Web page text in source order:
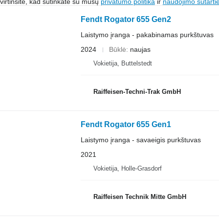
Fendt Rogator 655 Gen2
Laistymo įranga - pakabinamas purkštuvas
2024
Būklė naujas
Vokietija, Buttelstedt
Raiffeisen-Techni-Trak GmbH
Fendt Rogator 655 Gen1
Laistymo įranga - savaeigis purkštuvas
2021
Vokietija, Holle-Grasdorf
Raiffeisen Technik Mitte GmbH